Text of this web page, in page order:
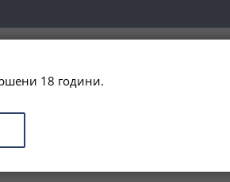
СПЕЦИАЛНИ ПРЕДЛОЖЕНИЯ
Gavi Etiquetta Blanca
18 години.